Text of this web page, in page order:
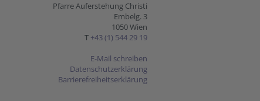
Pfarre Auferstehung Christi
Embelg. 3
1050 Wien
T +43 (1) 544 29 19
E-Mail schreiben
Datenschutzerklärung
Barrierefreiheitserklärung